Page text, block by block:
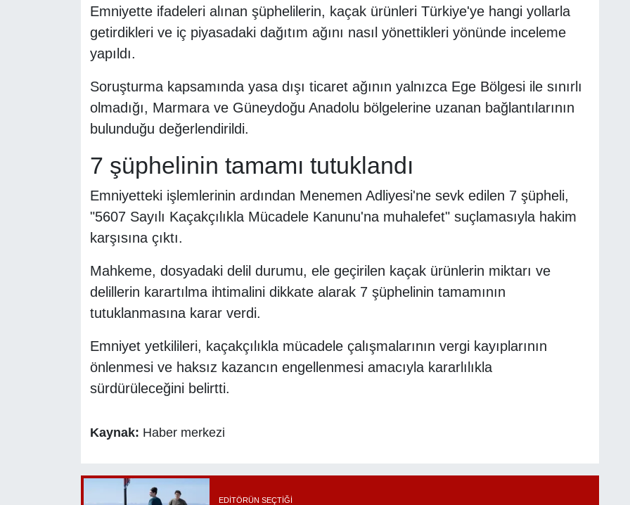
Emniyette ifadeleri alınan şüphelilerin, kaçak ürünleri Türkiye'ye hangi yollarla
getirdikleri ve iç piyasadaki dağıtım ağını nasıl yönettikleri yönünde inceleme
yapıldı.
Soruşturma kapsamında yasa dışı ticaret ağının yalnızca Ege Bölgesi ile sınırlı
olmadığı, Marmara ve Güneydoğu Anadolu bölgelerine uzanan bağlantılarının
bulunduğu değerlendirildi.
7 şüphelinin tamamı tutuklandı
Emniyetteki işlemlerinin ardından Menemen Adliyesi'ne sevk edilen 7 şüpheli,
"5607 Sayılı Kaçakçılıkla Mücadele Kanunu'na muhalefet" suçlamasıyla hakim
karşısına çıktı.
Mahkeme, dosyadaki delil durumu, ele geçirilen kaçak ürünlerin miktarı ve
delillerin karartılma ihtimalini dikkate alarak 7 şüphelinin tamamının
tutuklanmasına karar verdi.
Emniyet yetkilileri, kaçakçılıkla mücadele çalışmalarının vergi kayıplarının
önlenmesi ve haksız kazancın engellenmesi amacıyla kararlılıkla
sürdürüleceğini belirtti.
Kaynak: Haber merkezi
EDITÖRÜN SEÇTIĞI